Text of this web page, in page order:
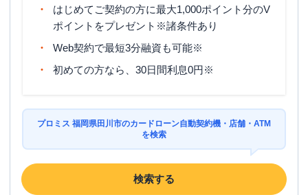
はじめてご契約の方に最大1,000ポイント分のV
ポイントをプレゼント※諸条件あり
Web契約で最短3分融資も可能※
初めての方なら、30日間利息0円※
プロミス 福岡県田川市のカードローン自動契約機・店舗・ATM
を検索
検索する